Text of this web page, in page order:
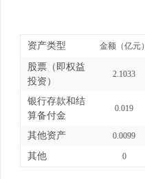
资产类型 金额（亿元）
股票（即权益
投资）
2.1033
银行存款和结
算备付金
0.019
其他资产 0.0099
其他 0